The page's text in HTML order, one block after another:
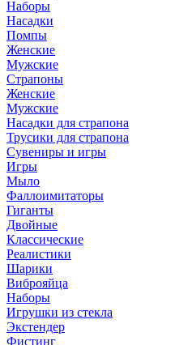
Наборы
Насадки
Помпы
Женские
Мужские
Страпоны
Женские
Мужские
Насадки для страпона
Трусики для страпона
Сувениры и игры
Игры
Мыло
Фаллоимитаторы
Гиганты
Двойные
Классические
Реалистики
Шарики
Виброяйца
Наборы
Игрушки из стекла
Экстендер
Фистинг